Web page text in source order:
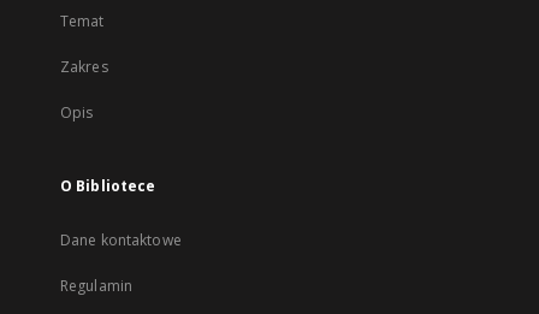
Temat
Zakres
Opis
O Bibliotece
Dane kontaktowe
Regulamin